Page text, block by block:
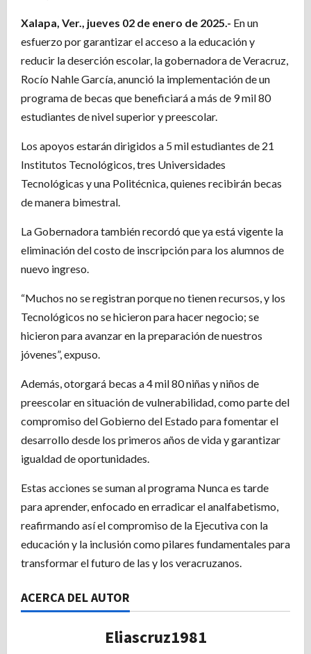
Xalapa, Ver., jueves 02 de enero de 2025.- En un
esfuerzo por garantizar el acceso a la educación y
reducir la deserción escolar, la gobernadora de Veracruz,
Rocío Nahle García, anunció la implementación de un
programa de becas que beneficiará a más de 9 mil 80
estudiantes de nivel superior y preescolar.
Los apoyos estarán dirigidos a 5 mil estudiantes de 21
Institutos Tecnológicos, tres Universidades
Tecnológicas y una Politécnica, quienes recibirán becas
de manera bimestral.
La Gobernadora también recordó que ya está vigente la
eliminación del costo de inscripción para los alumnos de
nuevo ingreso.
“Muchos no se registran porque no tienen recursos, y los
Tecnológicos no se hicieron para hacer negocio; se
hicieron para avanzar en la preparación de nuestros
jóvenes”, expuso.
Además, otorgará becas a 4 mil 80 niñas y niños de
preescolar en situación de vulnerabilidad, como parte del
compromiso del Gobierno del Estado para fomentar el
desarrollo desde los primeros años de vida y garantizar
igualdad de oportunidades.
Estas acciones se suman al programa Nunca es tarde
para aprender, enfocado en erradicar el analfabetismo,
reafirmando así el compromiso de la Ejecutiva con la
educación y la inclusión como pilares fundamentales para
transformar el futuro de las y los veracruzanos.
ACERCA DEL AUTOR
Eliascruz1981